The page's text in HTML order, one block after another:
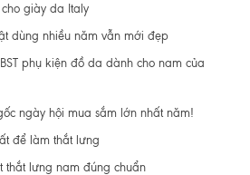
cho giày da Italy
dùng nhiều năm vẫn mới đẹp
phụ kiện đồ da dành cho nam của
ngày hội mua sắm lớn nhất năm!
để làm thắt lưng
thắt lưng nam đúng chuẩn